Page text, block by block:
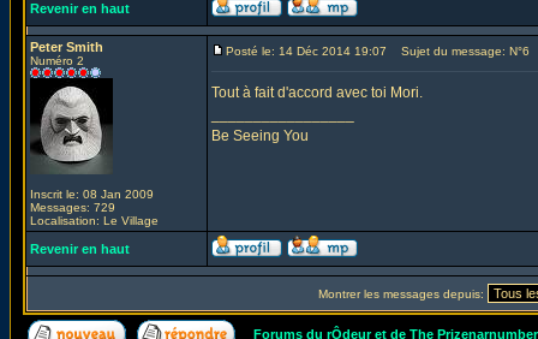
Revenir en haut
Peter Smith
Numéro 2
Inscrit le: 08 Jan 2009
Messages: 729
Localisation: Le Village
Posté le: 14 Déc 2014 19:07 Sujet du message: N°6
Tout à fait d'accord avec toi Mori.
Be Seeing You
Revenir en haut
Montrer les messages depuis:
Forums du rÔdeur et de The